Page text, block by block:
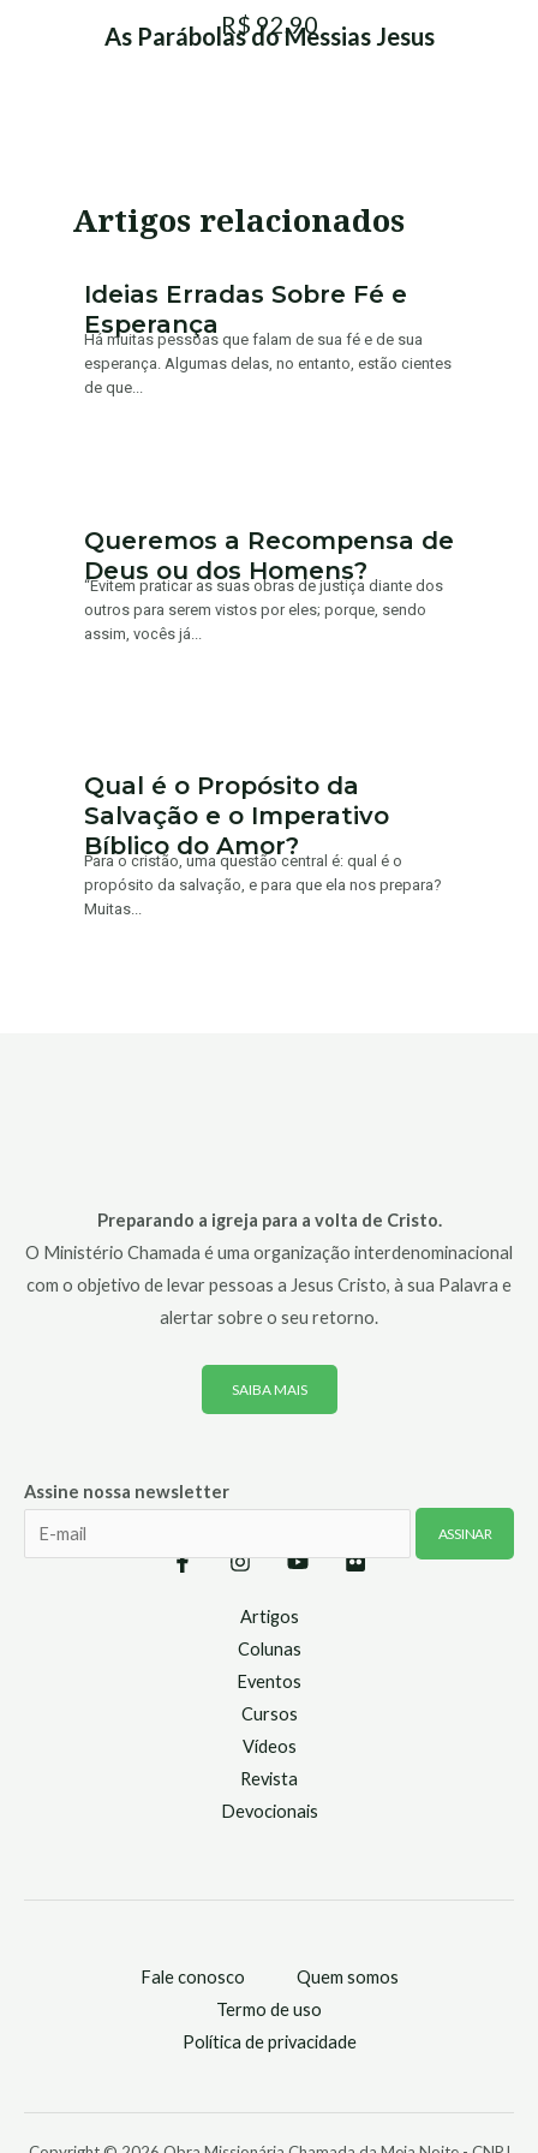
R$ 92,90
As Parábolas do Messias Jesus
Artigos relacionados
Ideias Erradas Sobre Fé e
Esperança
Há muitas pessoas que falam de sua fé e de sua
esperança. Algumas delas, no entanto, estão cientes
de que...
Queremos a Recompensa de
Deus ou dos Homens?
“Evitem praticar as suas obras de justiça diante dos
outros para serem vistos por eles; porque, sendo
assim, vocês já...
Qual é o Propósito da
Salvação e o Imperativo
Bíblico do Amor?
Para o cristão, uma questão central é: qual é o
propósito da salvação, e para que ela nos prepara?
Muitas...
Preparando a igreja para a volta de Cristo.
O Ministério Chamada é uma organização interdenominacional
com o objetivo de levar pessoas a Jesus Cristo, à sua Palavra e
alertar sobre o seu retorno.
SAIBA MAIS
Assine nossa newsletter
Artigos
Colunas
Eventos
Cursos
Vídeos
Revista
Devocionais
Fale conosco
Quem somos
Termo de uso
Política de privacidade